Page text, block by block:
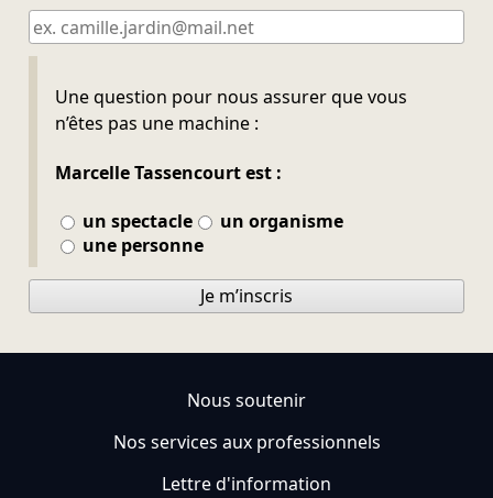
Une question pour nous assurer que vous
n’êtes pas une machine :
Marcelle Tassencourt est :
un spectacle
un organisme
une personne
Ne pas remplir
Je m’inscris
Nous soutenir
Nos services aux professionnels
Lettre d'information